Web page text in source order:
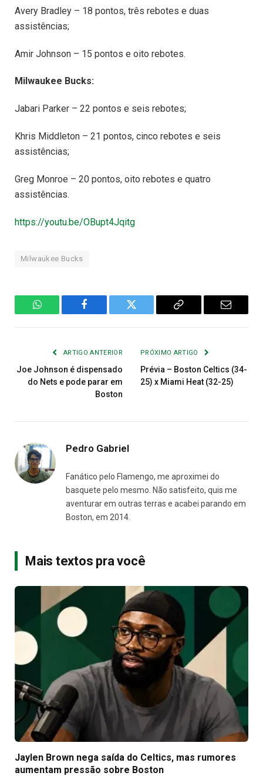
Avery Bradley – 18 pontos, três rebotes e duas
assistências;
Amir Johnson – 15 pontos e oito rebotes.
Milwaukee Bucks:
Jabari Parker – 22 pontos e seis rebotes;
Khris Middleton – 21 pontos, cinco rebotes e seis
assistências;
Greg Monroe – 20 pontos, oito rebotes e quatro
assistências.
https://youtu.be/OBupt4Jqitg
Milwaukee Bucks
WhatsAppFacebook Twitter
Copiar
E-
ARTIGO ANTERIOR
Joe Johnson é dispensado
do Nets e pode parar em
Boston
PRÓXIMO ARTIGO
Prévia – Boston Celtics (34-
25) x Miami Heat (32-25)
Pedro Gabriel
Fanático pelo Flamengo, me aproximei do
basquete pelo mesmo. Não satisfeito, quis me
aventurar em outras terras e acabei parando em
Boston, em 2014.
Mais textos pra você
Jaylen Brown nega saída do Celtics, mas rumores
aumentam pressão sobre Boston